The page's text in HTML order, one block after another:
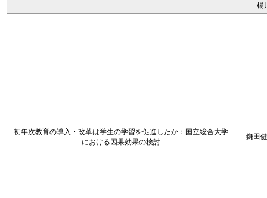
楊
初年次教育の導入・改革は学生の学習を促進したか：国立総合大学
における因果効果の検討
鎌田